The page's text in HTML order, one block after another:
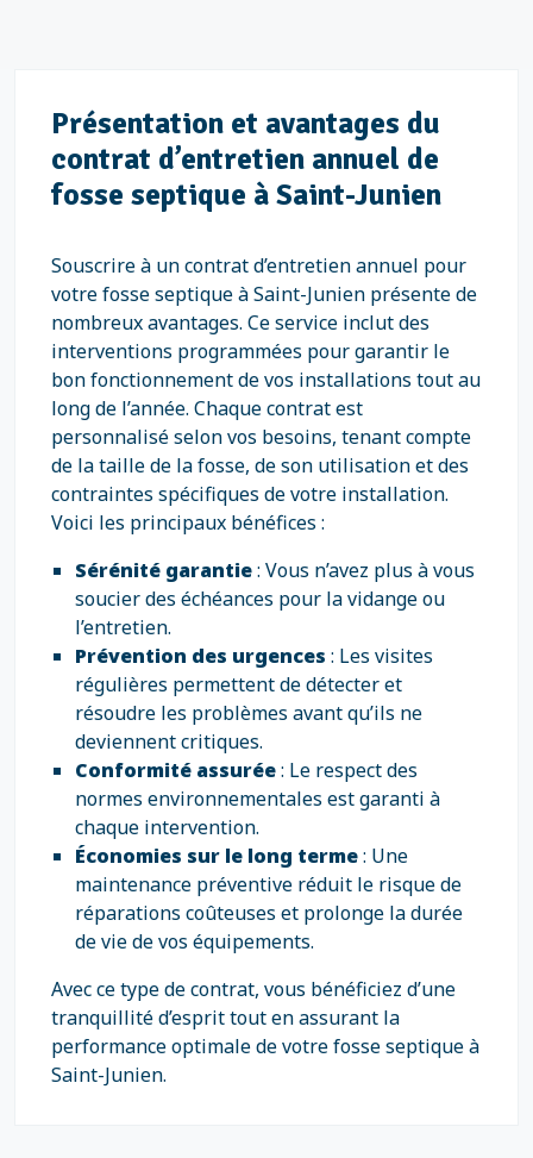
Présentation et avantages du
contrat d’entretien annuel de
fosse septique à Saint-Junien
Souscrire à un contrat d’entretien annuel pour
votre fosse septique à Saint-Junien présente de
nombreux avantages. Ce service inclut des
interventions programmées pour garantir le
bon fonctionnement de vos installations tout au
long de l’année. Chaque contrat est
personnalisé selon vos besoins, tenant compte
de la taille de la fosse, de son utilisation et des
contraintes spécifiques de votre installation.
Voici les principaux bénéfices :
Sérénité garantie: Vous n’avez plus à vous
soucier des échéances pour la vidange ou
l’entretien.
Prévention des urgences : Les visites
régulières permettent de détecter et
résoudre les problèmes avant qu’ils ne
deviennent critiques.
Conformité assurée: Le respect des
normes environnementales est garanti à
chaque intervention.
Économies sur le long terme: Une
maintenance préventive réduit le risque de
réparations coûteuses et prolonge la durée
de vie de vos équipements.
Avec ce type de contrat, vous bénéficiez d’une
tranquillité d’esprit tout en assurant la
performance optimale de votre fosse septique à
Saint-Junien.